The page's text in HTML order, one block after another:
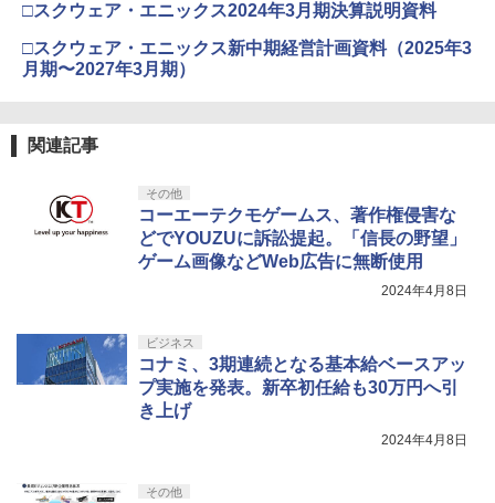
□スクウェア・エニックス2024年3月期決算説明資料
□スクウェア・エニックス新中期経営計画資料（2025年3
月期〜2027年3月期）
関連記事
その他
コーエーテクモゲームス、著作権侵害な
どでYOUZUに訴訟提起。「信長の野望」
ゲーム画像などWeb広告に無断使用
2024年4月8日
ビジネス
コナミ、3期連続となる基本給ベースアッ
プ実施を発表。新卒初任給も30万円へ引
き上げ
2024年4月8日
その他